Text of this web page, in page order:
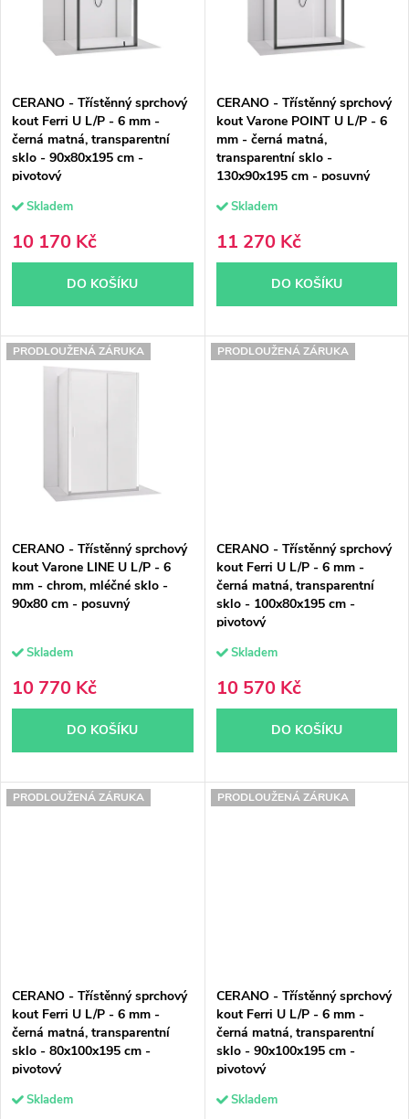
r
o
d
u
k
t
ů
r
o
d
u
k
t
ů
CERANO - Třístěnný sprchový
kout Ferri U L/P - 6 mm -
černá matná, transparentní
sklo - 90x80x195 cm -
pivotový
Skladem
10 170 Kč
DO KOŠÍKU
CERANO - Třístěnný sprchový
kout Varone POINT U L/P - 6
mm - černá matná,
transparentní sklo -
130x90x195 cm - posuvný
Skladem
11 270 Kč
DO KOŠÍKU
PRODLOUŽENÁ ZÁRUKA
CERANO - Třístěnný sprchový
kout Varone LINE U L/P - 6
mm - chrom, mléčné sklo -
90x80 cm - posuvný
Skladem
10 770 Kč
DO KOŠÍKU
PRODLOUŽENÁ ZÁRUKA
CERANO - Třístěnný sprchový
kout Ferri U L/P - 6 mm -
černá matná, transparentní
sklo - 100x80x195 cm -
pivotový
Skladem
10 570 Kč
DO KOŠÍKU
PRODLOUŽENÁ ZÁRUKA
CERANO - Třístěnný sprchový
kout Ferri U L/P - 6 mm -
černá matná, transparentní
sklo - 80x100x195 cm -
pivotový
Skladem
PRODLOUŽENÁ ZÁRUKA
CERANO - Třístěnný sprchový
kout Ferri U L/P - 6 mm -
černá matná, transparentní
sklo - 90x100x195 cm -
pivotový
Skladem